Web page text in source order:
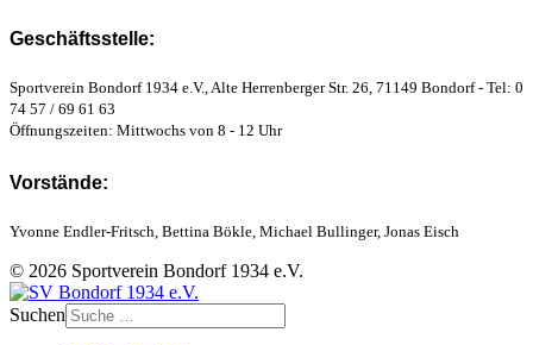
Geschäftsstelle:
Sportverein Bondorf 1934 e.V., Alte Herrenberger Str. 26, 71149 Bondorf - Tel: 0
74 57 / 69 61 63
Öffnungszeiten: Mittwochs von 8 - 12 Uhr
Vorstände:
Yvonne Endler-Fritsch, Bettina Bökle, Michael Bullinger, Jonas Eisch
© 2026 Sportverein Bondorf 1934 e.V.
Suchen